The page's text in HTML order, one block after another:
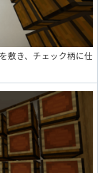
を敷き、チェック柄に仕